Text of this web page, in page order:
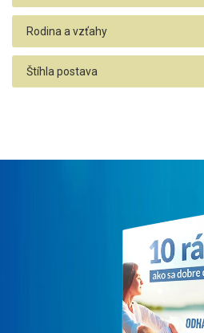
Rodina a vzťahy
Štíhla postava